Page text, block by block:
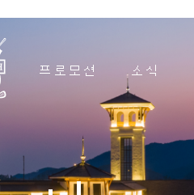
프로모션 소식